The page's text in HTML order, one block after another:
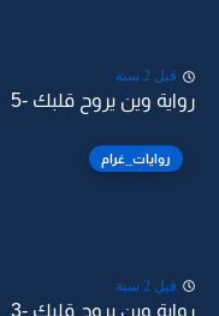
قبل 2 سنة
رواية وين يروح قلبك -5
روايات_غرام
قبل 2 سنة
رواية وين يروح قلبك -3